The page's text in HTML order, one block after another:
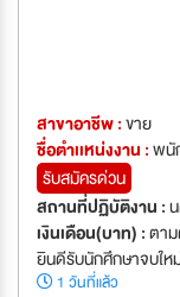
สาขาอาชีพ :ขาย
ชื่อตำเเหน่งงาน :พนั
รับสมัครด่วน
สถานที่ปฏิบัติงาน :
เงินเดือน(บาท) :ตา
ยินดีรับนักศึกษาจบใ
1 วันที่แล้ว